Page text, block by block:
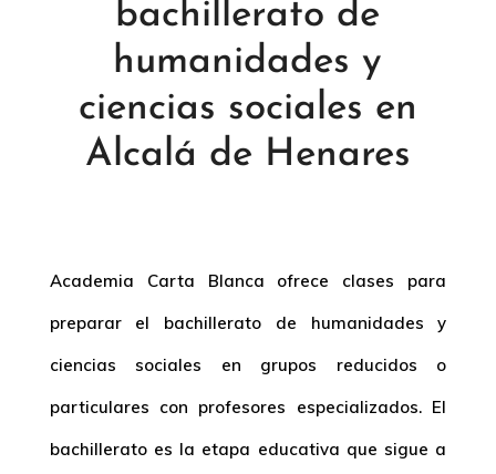
bachillerato de
humanidades y
ciencias sociales en
Alcalá de Henares
Academia Carta Blanca ofrece clases para
preparar el bachillerato de humanidades y
ciencias sociales en grupos reducidos o
particulares con profesores especializados. El
bachillerato es la etapa educativa que sigue a